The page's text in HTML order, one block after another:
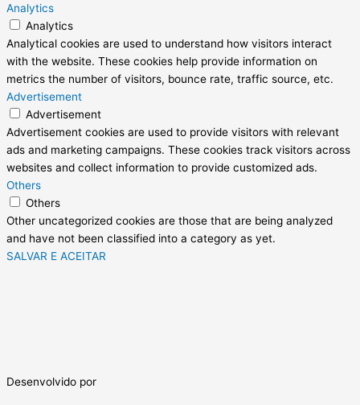
Analytics
Analytics
Analytical cookies are used to understand how visitors interact
with the website. These cookies help provide information on
metrics the number of visitors, bounce rate, traffic source, etc.
Advertisement
Advertisement
Advertisement cookies are used to provide visitors with relevant
ads and marketing campaigns. These cookies track visitors across
websites and collect information to provide customized ads.
Others
Others
Other uncategorized cookies are those that are being analyzed
and have not been classified into a category as yet.
SALVAR E ACEITAR
Desenvolvido por